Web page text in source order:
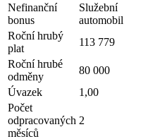
Nefinanční
bonus
Služební
automobil
Roční hrubý
plat
113 779
Roční hrubé
odměny
80 000
Úvazek
1,00
Počet
odpracovaných
měsíců
2